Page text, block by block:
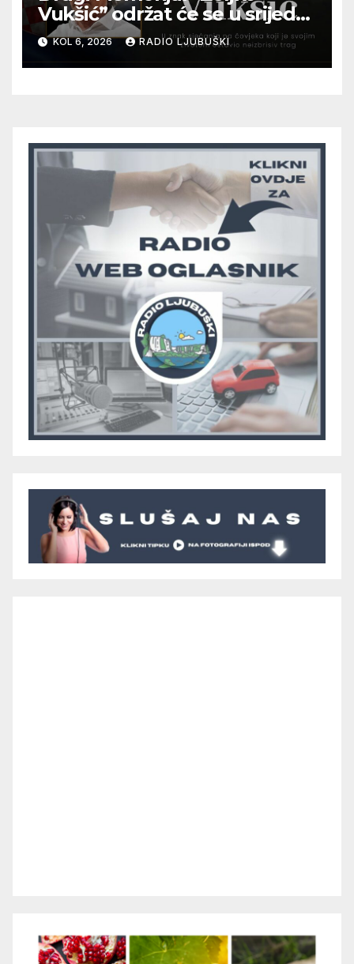
Vukšić” održat će se u srijedu
12. kolovoza u Otoku
KOL 6, 2026 RADIO LJUBUŠKI